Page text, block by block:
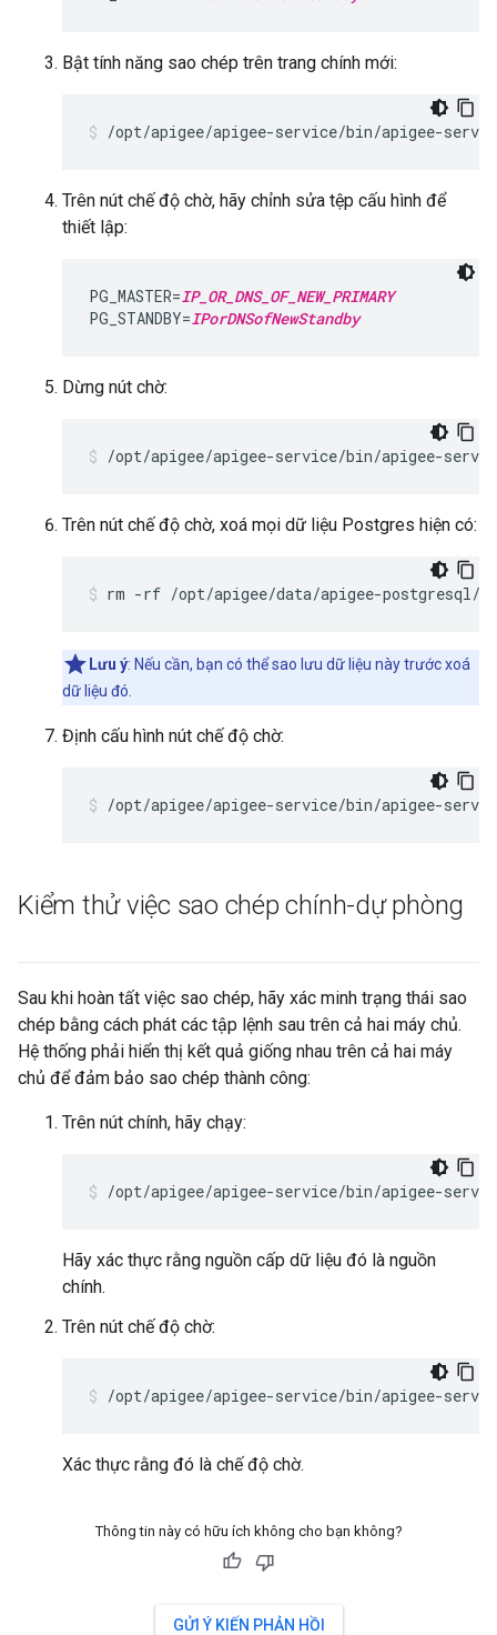
Bật tính năng sao chép trên trang chính mới:
/opt/apigee/apigee-service/bin/apigee-
Trên nút chế độ chờ, hãy chỉnh sửa tệp cấu hình để
thiết lập:
PG_MASTER=IP_OR_DNS_OF_NEW_PRIMARY
PG_STANDBY=IPorDNSofNewStandby
Dừng nút chờ:
/opt/apigee/apigee-service/bin/apigee-
Trên nút chế độ chờ, xoá mọi dữ liệu Postgres hiện có:
rm -rf /opt/apigee/data/apigee-postgresql/
Lưu ý: Nếu cần, bạn có thể sao lưu dữ liệu này trước xoá
dữ liệu đó.
Định cấu hình nút chế độ chờ:
/opt/apigee/apigee-service/bin/apigee-
Kiểm thử việc sao chép chính-dự phòng
Sau khi hoàn tất việc sao chép, hãy xác minh trạng thái sao
chép bằng cách phát các tập lệnh sau trên cả hai máy chủ.
Hệ thống phải hiển thị kết quả giống nhau trên cả hai máy
chủ để đảm bảo sao chép thành công:
Trên nút chính, hãy chạy:
/opt/apigee/apigee-service/bin/apigee-
Hãy xác thực rằng nguồn cấp dữ liệu đó là nguồn
chính.
Trên nút chế độ chờ:
/opt/apigee/apigee-service/bin/apigee-
Xác thực rằng đó là chế độ chờ.
Thông tin này có hữu ích không cho bạn không?
GỬI Ý KIẾN PHẢN HỒI